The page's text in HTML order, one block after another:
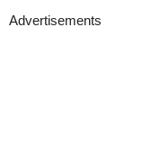
Advertisements